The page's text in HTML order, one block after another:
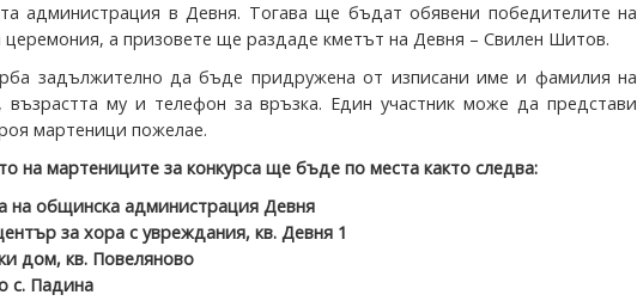
администрация в Девня. Тогава ще бъдат обявени победителите на
церемония, а призовете ще раздаде кметът на Девня – Свилен Шитов.
задължително да бъде придружена от изписани име и фамилия на
възрастта му и телефон за връзка. Един участник може да представи
мартеници пожелае.
на мартениците за конкурса ще бъде по места както следва:
на общинска администрация Девня
за хора с увреждания, кв. Девня 1
дом, кв. Повеляново
с. Падина